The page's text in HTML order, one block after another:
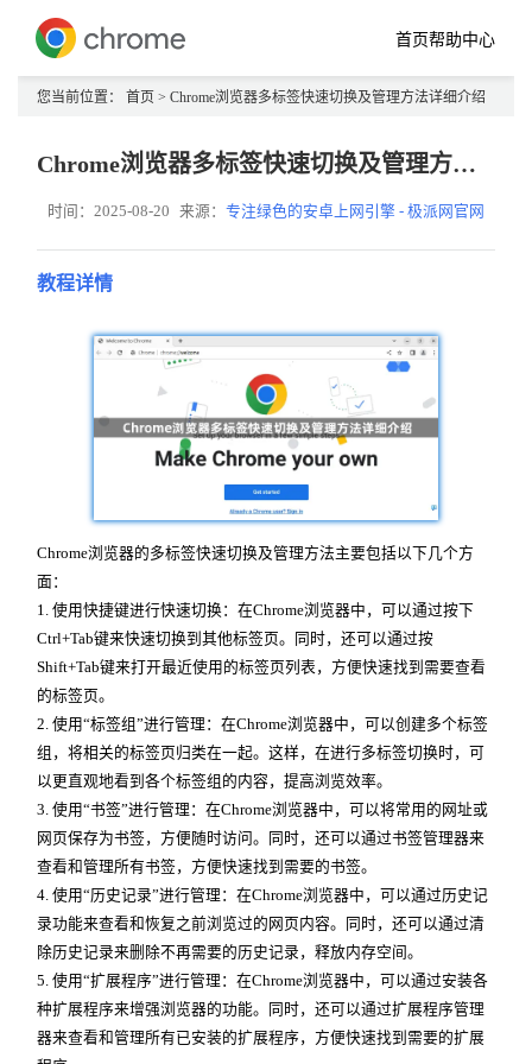
首页帮助中心
您当前位置： 首页 > Chrome浏览器多标签快速切换及管理方法详细介绍
Chrome浏览器多标签快速切换及管理方法详细介绍
时间：2025-08-20 来源：专注绿色的安卓上网引擎 - 极派网官网
教程详情
Chrome浏览器的多标签快速切换及管理方法主要包括以下几个方
面：
1. 使用快捷键进行快速切换：在Chrome浏览器中，可以通过按下
Ctrl+Tab键来快速切换到其他标签页。同时，还可以通过按
Shift+Tab键来打开最近使用的标签页列表，方便快速找到需要查看
的标签页。
2. 使用“标签组”进行管理：在Chrome浏览器中，可以创建多个标签
组，将相关的标签页归类在一起。这样，在进行多标签切换时，可
以更直观地看到各个标签组的内容，提高浏览效率。
3. 使用“书签”进行管理：在Chrome浏览器中，可以将常用的网址或
网页保存为书签，方便随时访问。同时，还可以通过书签管理器来
查看和管理所有书签，方便快速找到需要的书签。
4. 使用“历史记录”进行管理：在Chrome浏览器中，可以通过历史记
录功能来查看和恢复之前浏览过的网页内容。同时，还可以通过清
除历史记录来删除不再需要的历史记录，释放内存空间。
5. 使用“扩展程序”进行管理：在Chrome浏览器中，可以通过安装各
种扩展程序来增强浏览器的功能。同时，还可以通过扩展程序管理
器来查看和管理所有已安装的扩展程序，方便快速找到需要的扩展